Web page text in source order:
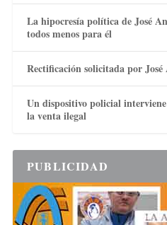
La hipocresía política de José
todos menos para él
Rectificación solicitada por
Un dispositivo policial
la venta ilegal
PUBLICIDAD